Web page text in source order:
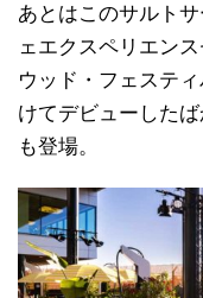
あとはこのサルト
ェエクスペリエン
ウッド・フェステ
けてデビューした
も登場。